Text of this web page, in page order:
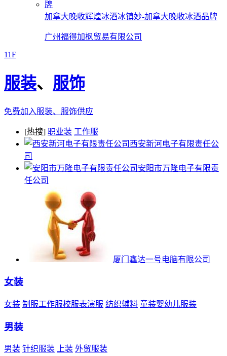
加拿大晚收辉煌冰酒冰镇妙-加拿大晚收冰酒品牌
广州福得加枫贸易有限公司
11F
服装、 服饰
免费加入服装、服饰供应
[热搜] 职业装 工作服
西安新河电子有限责任公
司
安阳市万隆电子有限责
任公司
厦门鑫达一号电脑有限公司
女装
女装 制服工作服校服表演服 纺织辅料 童装婴幼儿服装
男装
男装 针织服装 上装 外贸服装